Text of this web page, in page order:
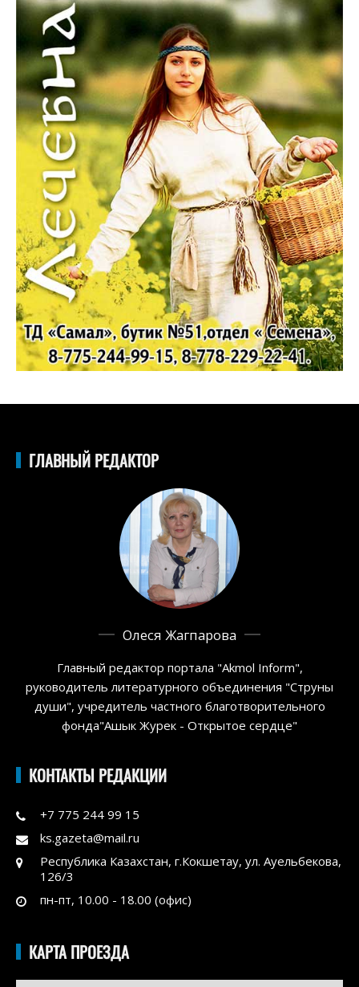
ГЛАВНЫЙ РЕДАКТОР
Олеся Жагпарова
Главный редактор портала "Akmol Inform",
руководитель литературного объединения "Струны
души", учредитель частного благотворительного
фонда"Ашык Журек - Открытое сердце"
КОНТАКТЫ РЕДАКЦИИ
+7 775 244 99 15
ks.gazeta@mail.ru
Республика Казахстан, г.Кокшетау, ул. Ауельбекова,
126/3
пн-пт, 10.00 - 18.00 (офис)
КАРТА ПРОЕЗДА